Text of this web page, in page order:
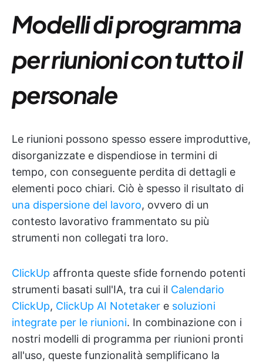
Modelli di programma
per riunioni con tutto il
personale
Le riunioni possono spesso essere improduttive,
disorganizzate e dispendiose in termini di
tempo, con conseguente perdita di dettagli e
elementi poco chiari. Ciò è spesso il risultato di
una dispersione del lavoro, ovvero di un
contesto lavorativo frammentato su più
strumenti non collegati tra loro.
ClickUp affronta queste sfide fornendo potenti
strumenti basati sull'IA, tra cui il Calendario
ClickUp, ClickUp AI Notetaker e soluzioni
integrate per le riunioni. In combinazione con i
nostri modelli di programma per riunioni pronti
all'uso, queste funzionalità semplificano la